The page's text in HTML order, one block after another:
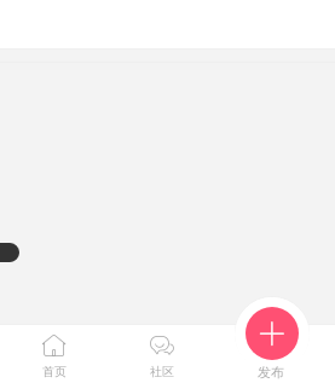

首页

社区

发布